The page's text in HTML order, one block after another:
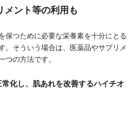
メント等の利用も
保つために必要な栄養素を十分にとる
。そういう場合は、医薬品やサプリメ
つの方法です。
化し、肌あれを改善するハイチオ